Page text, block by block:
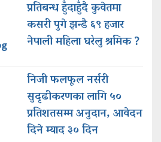
प्रतिबन्ध हुँदाहुँदै कुवेतमा
कसरी पुगे झन्डै ६९ हजार
नेपाली महिला घरेलु श्रमिक ?
निजी फलफूल नर्सरी
सुदृढीकरणका लागि ५०
प्रतिशतसम्म अनुदान, आवेदन
दिने म्याद ३० दिन